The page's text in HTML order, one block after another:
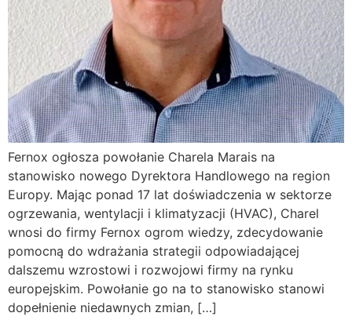
Fernox ogłosza powołanie Charela Marais na
stanowisko nowego Dyrektora Handlowego na region
Europy. Mając ponad 17 lat doświadczenia w sektorze
ogrzewania, wentylacji i klimatyzacji (HVAC), Charel
wnosi do firmy Fernox ogrom wiedzy, zdecydowanie
pomocną do wdrażania strategii odpowiadającej
dalszemu wzrostowi i rozwojowi firmy na rynku
europejskim. Powołanie go na to stanowisko stanowi
dopełnienie niedawnych zmian, […]